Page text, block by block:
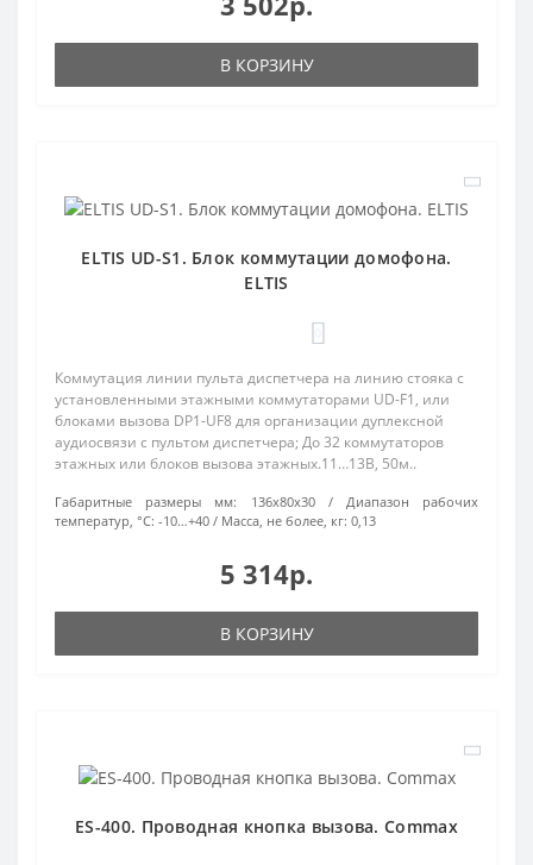
В КОРЗИНУ
ELTIS UD-S1. Блок коммутации домофона.
ELTIS
Коммутация линии пульта диспетчера на линию стояка с
установленными этажными коммутаторами UD-F1, или
блоками вызова DP1-UF8 для организации дуплексной
аудиосвязи с пультом диспетчера; До 32 коммутаторов
этажных или блоков вызова этажных.11…13В, 50м..
Габаритные размеры мм: 136х80х30
Диапазон рабочих
температур, °С: -10…+40 Масса, не более, кг: 0,13
5 314р.
В КОРЗИНУ
ES-400. Проводная кнопка вызова. Commax